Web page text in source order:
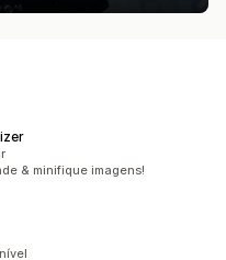
& minifique imagens!